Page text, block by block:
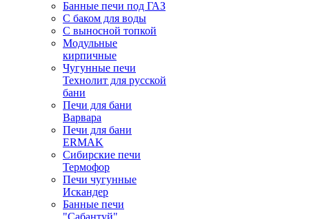
Банные печи под ГАЗ
С баком для воды
С выносной топкой
Модульные
кирпичные
Чугунные печи
Технолит для русской
бани
Печи для бани
Варвара
Печи для бани
ERMAK
Сибирские печи
Термофор
Печи чугунные
Искандер
Банные печи
"Сабантуй"